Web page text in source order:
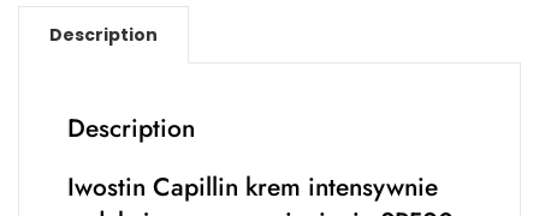
Description
Description
Iwostin Capillin krem intensywnie